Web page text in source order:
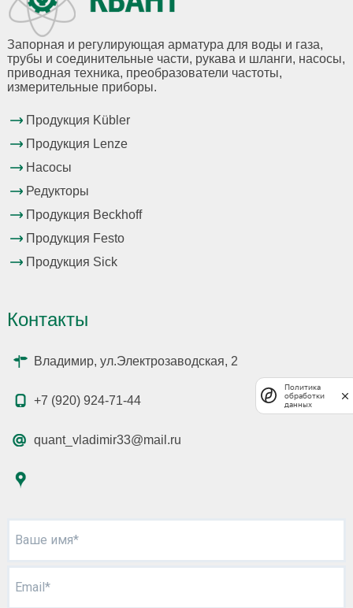
Запорная и регулирующая арматура для воды и газа,
трубы и соединительные части, рукава и шланги, насосы,
приводная техника, преобразователи частоты,
измерительные приборы.
Продукция Kübler
Продукция Lenze
Насосы
Редукторы
Продукция Beckhoff
Продукция Festo
Продукция Sick
Контакты
Владимир, ул.Электрозаводская, 2
+7 (920) 924-71-44
quant_vladimir33@mail.ru
Ваше имя*
Email*
Политика
обработки
данных